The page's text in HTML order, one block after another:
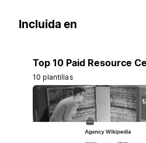
Incluida en
Top 10 Paid Resource
10 plantillas